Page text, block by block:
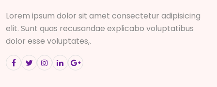
Lorem ipsum dolor sit amet consectetur adipisicing
elit. Sunt quas recusandae explicabo voluptatibus
dolor esse voluptates,.